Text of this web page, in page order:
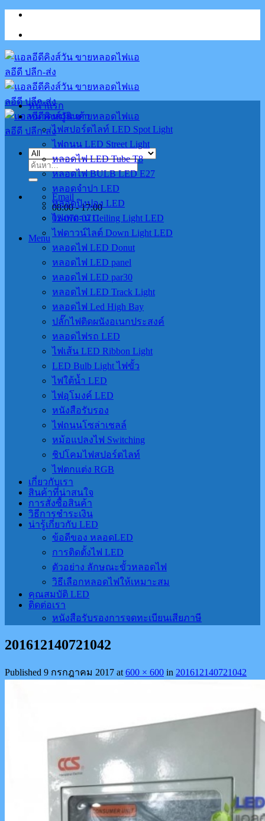
Skip
content
ค้นหา:
Email
08:00 - 17:00
02-070-0711
Menu
หน้าแรก
หมวดหมู่สินค้า
ไฟสปอร์ตไลท์ LED Spot Light
ไฟถนน LED Street Light
หลอดไฟ LED Tube T8
หลอดไฟ BULB LED E27
หลอดจำปา LED
หลอดปิงปอง LED
ไฟเพดาน Ceiling Light LED
ไฟดาวน์ไลต์ Down Light LED
หลอดไฟ LED Donut
หลอดไฟ LED panel
หลอดไฟ LED par30
หลอดไฟ LED Track Light
หลอดไฟ Led High Bay
ปลั๊กไฟติดผนังอเนกประสงค์
หลอดไฟรถ LED
ไฟเส้น LED Ribbon Light
LED Bulb Light ไฟขั้ว
ไฟใต้น้ำ LED
ไฟอุโมงค์ LED
หนังสือรับรอง
ไฟถนนโซล่าเชลล์
หม้อแปลงไฟ Switching
ชิปโคมไฟสปอร์ตไลท์
ไฟตกแต่ง RGB
เกี่ยวกับเรา
สินค้าที่น่าสนใจ
การสั่งซื้อสินค้า
วิธีการชำระเงิน
น่ารู้เกี่ยวกับ LED
ข้อดีของ หลอดLED
การติดตั้งไฟ LED
ตัวอย่าง ลักษณะขั้วหลอดไฟ
วิธีเลือกหลอดไฟให้เหมาะสม
คุณสมบัติ LED
ติดต่อเรา
หนังสือรับรองการจดทะเบียนเสียภาษี
201612140721042
Published 9 กรกฎาคม 2017 at 600 × 600 in 201612140721042